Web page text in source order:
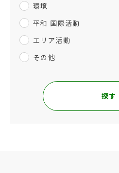
環境
平和 国際活動
エリア活動
その他
探す